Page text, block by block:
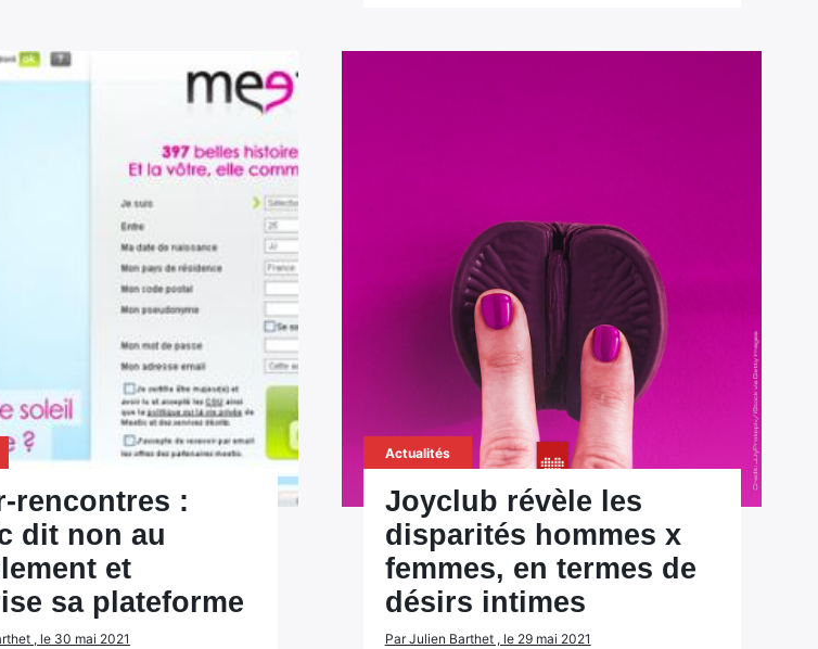
rencontres :
dit non au
et
sa plateforme
, le 30 mai 2021
Actualités
Joyclub révèle les
disparités hommes x
femmes, en termes de
désirs intimes
Par Julien Barthet , le 29 mai 2021